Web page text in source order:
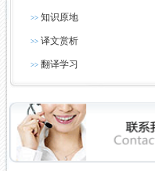
>> 知识原地
>> 译文赏析
>> 翻译学习